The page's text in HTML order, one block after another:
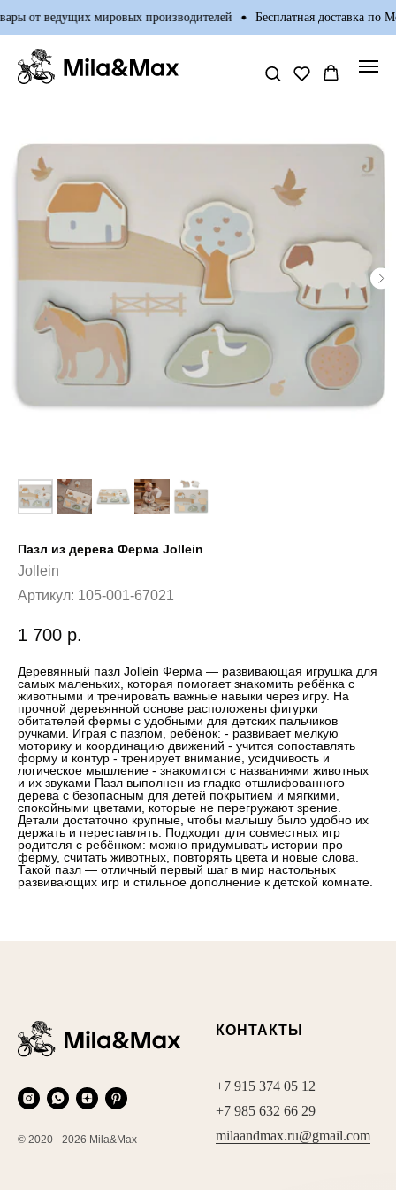
от ведущих мировых производителей Бесплатная доставка по
Пазл из дерева Ферма Jollein
Jollein
Артикул: 105-001-67021
1 700 р.
Деревянный пазл Jollein Ферма — развивающая игрушка для
самых маленьких, которая помогает знакомить ребёнка с
животными и тренировать важные навыки через игру. На
прочной деревянной основе расположены фигурки
обитателей фермы с удобными для детских пальчиков
ручками. Играя с пазлом, ребёнок: - развивает мелкую
моторику и координацию движений - учится сопоставлять
форму и контур - тренирует внимание, усидчивость и
логическое мышление - знакомится с названиями животных
и их звуками Пазл выполнен из гладко отшлифованного
дерева с безопасным для детей покрытием и мягкими,
спокойными цветами, которые не перегружают зрение.
Детали достаточно крупные, чтобы малышу было удобно их
держать и переставлять. Подходит для совместных игр
родителя с ребёнком: можно придумывать истории про
ферму, считать животных, повторять цвета и новые слова.
Такой пазл — отличный первый шаг в мир настольных
развивающих игр и стильное дополнение к детской комнате.
© 2020 - 2026 Mila&Max
КОНТАКТЫ
+7 915 374 05 12
+7 985 632 66 29
milaandmax.ru@gmail.com